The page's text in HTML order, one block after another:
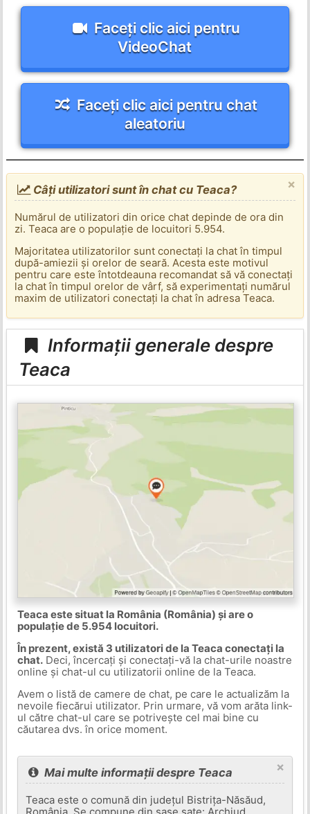
Faceți clic aici pentru
VideoChat
Faceți clic aici pentru chat
aleatoriu
×
Câți utilizatori sunt în chat cu Teaca?
Numărul de utilizatori din orice chat depinde de ora din
zi. Teaca are o populație de locuitori 5.954.
Majoritatea utilizatorilor sunt conectați la chat în timpul
după-amiezii și orelor de seară. Acesta este motivul
pentru care este întotdeauna recomandat să vă conectați
la chat în timpul orelor de vârf, să experimentați numărul
maxim de utilizatori conectați la chat în adresa Teaca.
Informații generale despre
Teaca
Teaca este situat la România (România) și are o
populație de 5.954 locuitori.
În prezent, există 3 utilizatori de la Teaca conectați la
chat.Deci, încercați și conectați-vă la chat-urile noastre
online și chat-ul cu utilizatorii online de la Teaca.
Avem o listă de camere de chat, pe care le actualizăm la
nevoile fiecărui utilizator. Prin urmare, vă vom arăta link-
ul către chat-ul care se potrivește cel mai bine cu
căutarea dvs. în orice moment.
×
Mai multe informații despre Teaca
Teaca este o comună din județul Bistrița-Năsăud,